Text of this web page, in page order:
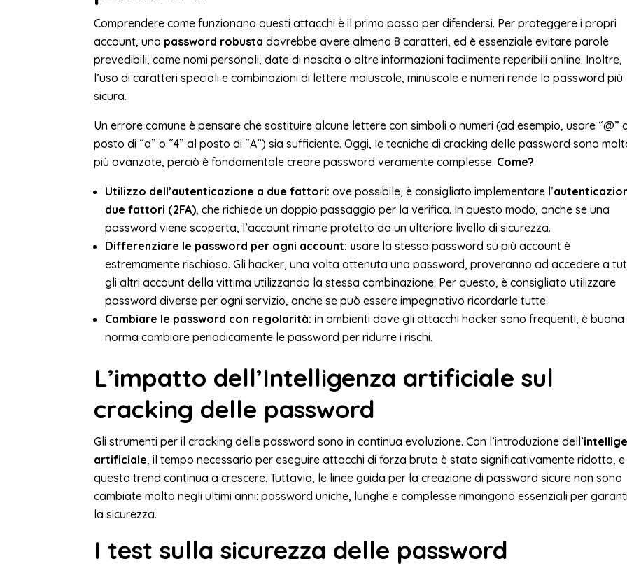
Comprendere come funzionano questi attacchi è il primo passo per difendersi. Per proteggere i propri
account, una password robusta dovrebbe avere almeno 8 caratteri, ed è essenziale evitare parole
prevedibili, come nomi personali, date di nascita o altre informazioni facilmente reperibili online. Inoltre,
l’uso di caratteri speciali e combinazioni di lettere maiuscole, minuscole e numeri rende la password più
sicura.
Un errore comune è pensare che sostituire alcune lettere con simboli o numeri (ad esempio, usare “@”
posto di “a” o “4” al posto di “A”) sia sufficiente. Oggi, le tecniche di cracking delle password sono
più avanzate, perciò è fondamentale creare password veramente complesse. Come?
Utilizzo dell’autenticazione a due fattori:ove possibile, è consigliato implementare l’
due fattori (2FA), che richiede un doppio passaggio per la verifica. In questo modo, anche se una
password viene scoperta, l’account rimane protetto da un ulteriore livello di sicurezza.
Differenziare le password per ogni account: usare la stessa password su più account è
estremamente rischioso. Gli hacker, una volta ottenuta una password, proveranno ad accedere a
gli altri account della vittima utilizzando la stessa combinazione. Per questo, è consigliato utilizzare
password diverse per ogni servizio, anche se può essere impegnativo ricordarle tutte.
Cambiare le password con regolarità: in ambienti dove gli attacchi hacker sono frequenti, è buona
norma cambiare periodicamente le password per ridurre i rischi.
L’impatto dell’Intelligenza artificiale sul
cracking delle password
Gli strumenti per il cracking delle password sono in continua evoluzione. Con l’introduzione dell’
artificiale, il tempo necessario per eseguire attacchi di forza bruta è stato significativamente ridotto, e
questo trend continua a crescere. Tuttavia, le linee guida per la creazione di password sicure non sono
cambiate molto negli ultimi anni: password uniche, lunghe e complesse rimangono essenziali per
la sicurezza.
I test sulla sicurezza delle password